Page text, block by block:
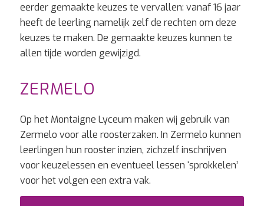
eerder gemaakte keuzes te vervallen: vanaf 16 jaar
heeft de leerling namelijk zelf de rechten om deze
keuzes te maken. De gemaakte keuzes kunnen te
allen tijde worden gewijzigd.
ZERMELO
Op het Montaigne Lyceum maken wij gebruik van
Zermelo voor alle roosterzaken. In Zermelo kunnen
leerlingen hun rooster inzien, zichzelf inschrijven
voor keuzelessen en eventueel lessen ‘sprokkelen’
voor het volgen een extra vak.